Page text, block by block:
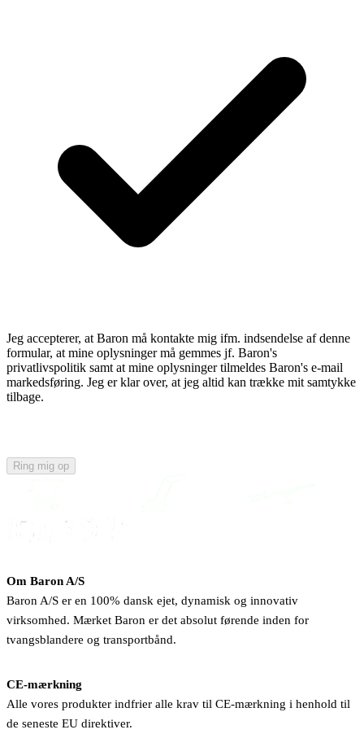
Jeg accepterer, at Baron må kontakte mig ifm. indsendelse af denne
formular, at mine oplysninger må gemmes jf. Baron's
privatlivspolitik samt at mine oplysninger tilmeldes Baron's e-mail
markedsføring. Jeg er klar over, at jeg altid kan trække mit samtykke
tilbage.
Ring mig op
Om Baron A/S
Baron A/S er en 100% dansk ejet, dynamisk og innovativ
virksomhed. Mærket Baron er det absolut førende inden for
tvangsblandere og transportbånd.
CE-mærkning
Alle vores produkter indfrier alle krav til CE-mærkning i henhold til
de seneste EU direktiver.